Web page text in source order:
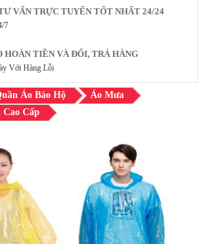
VẤN TRỰC TUYẾN TỐT NHẤT 24/24
7
HOÀN TIỀN VÀ ĐỔI, TRẢ HÀNG
Với Hàng Lỗi
Áo Bảo Hộ
Áo Mưa
Cấp